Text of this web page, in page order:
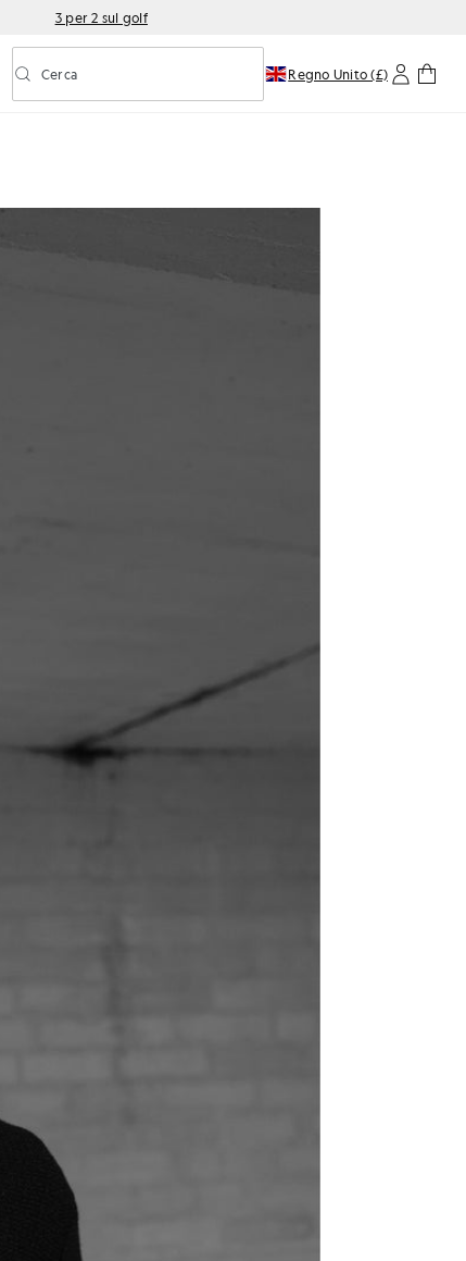
3 per 2 sul golf
Attiva/disattiva la ricerca predittiva
Cerca Regno Unito (£)